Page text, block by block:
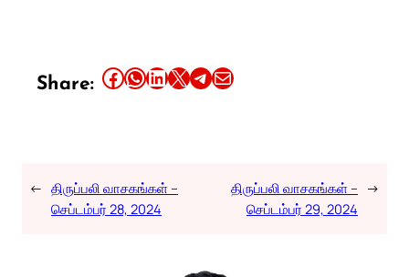
Share: Share this article on Facebook Share this article on WhatsApp Share this article on LinkedIn Share this article on X Share this article on TelegramEmail this Article
← திருப்பலி வாசகங்கள் –
செப்டம்பர் 28, 2024
திருப்பலி வாசகங்கள் –
செப்டம்பர் 29, 2024
→